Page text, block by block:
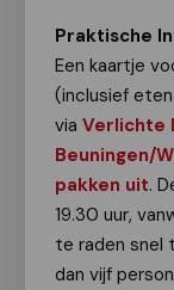
Praktische
Een kaartje
(inclusief
via Verlichte
Beuningen/
pakken uit.
19.30 uur,
te raden snel
dan vijf